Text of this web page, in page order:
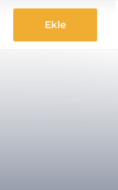
Ekle